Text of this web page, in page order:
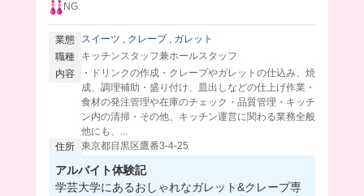
NG
業態 スイーツ , クレープ, ガレット
職種
キッチンスタッフ兼ホールスタッフ
内容
・ドリンクの作成・クレープやガレットの仕込み、焼
成、調理補助・盛り付け、皿出しなどの仕上げ作業・
食材の発注管理や在庫のチェック・品質管理・キッチ
ン内の清掃・その他、キッチン運営に関わる業務全般
他にも、...
住所 東京都目黒区鷹番3-4-25
アルバイト体験記
学芸大学にあるおしゃれなガレット&クレープ専